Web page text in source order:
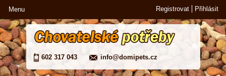
Menu Registrovat Přihlásit
602 317 043 info@domipets.cz